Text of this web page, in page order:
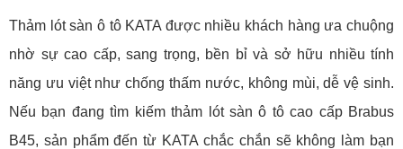
Thảm lót sàn ô tô KATA được nhiều khách hàng ưa chuộng
nhờ sự cao cấp, sang trọng, bền bỉ và sở hữu nhiều tính
năng ưu việt như chống thấm nước, không mùi, dễ vệ sinh.
Nếu bạn đang tìm kiếm thảm lót sàn ô tô cao cấp Brabus
B45, sản phẩm đến từ KATA chắc chắn sẽ không làm bạn